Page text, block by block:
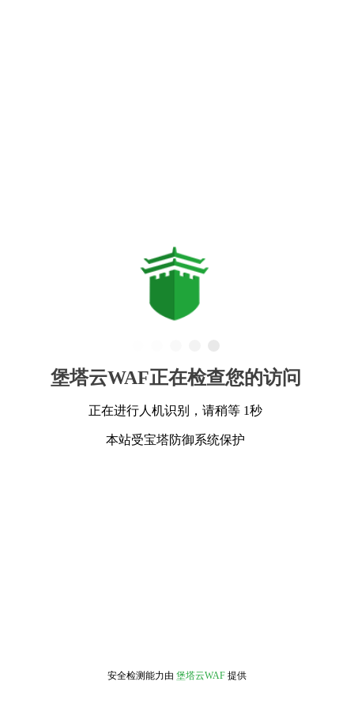
堡塔云WAF正在检查您的访问
正在进行人机识别，请稍等 1秒
本站受宝塔防御系统保护
安全检测能力由 堡塔云WAF 提供